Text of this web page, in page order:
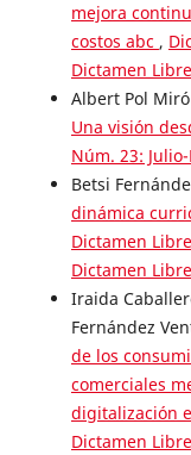
mejora
costos abc ,
Dictamen Libre
Albert Pol
Una visión
Núm. 23:
Betsi
dinámica
Dictamen
Dictamen Libre
Iraida
Fernández
de los
comerciales
digitalización
Dictamen